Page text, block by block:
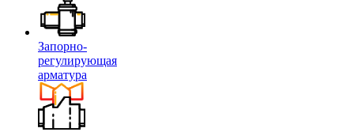
Запорно-
регулирующая
арматура